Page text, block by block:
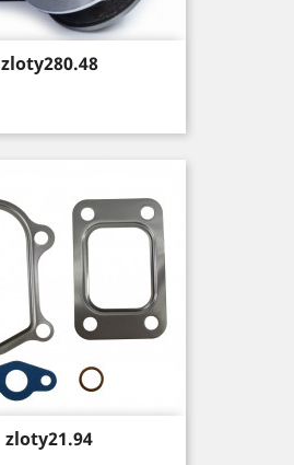
Price
zloty280.48
Price
zloty21.94